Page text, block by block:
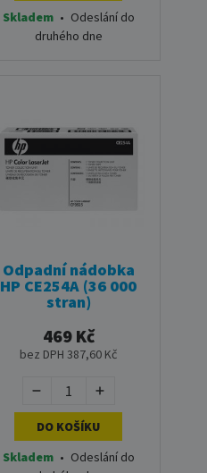
Skladem • Odeslání do
druhého dne
Odpadní nádobka
HP CE254A (36 000
stran)
469 Kč
bez DPH 387,60 Kč
DO KOŠÍKU
Skladem • Odeslání do